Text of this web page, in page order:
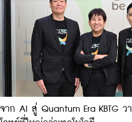
จาก AI สู่ Quantum Era KBTG ว